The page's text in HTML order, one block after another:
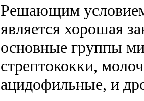
Решающим
является хорошая
основные группы
стрептококки,
ацидофильные, и